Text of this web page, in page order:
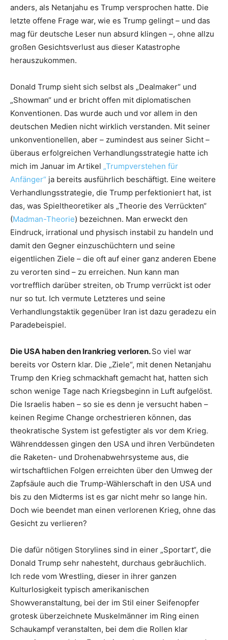
anders, als Netanjahu es Trump versprochen hatte. Die
letzte offene Frage war, wie es Trump gelingt – und das
mag für deutsche Leser nun absurd klingen –, ohne allzu
großen Gesichtsverlust aus dieser Katastrophe
herauszukommen.
Donald Trump sieht sich selbst als „Dealmaker“ und
„Showman“ und er bricht offen mit diplomatischen
Konventionen. Das wurde auch und vor allem in den
deutschen Medien nicht wirklich verstanden. Mit seiner
unkonventionellen, aber – zumindest aus seiner Sicht –
überaus erfolgreichen Verhandlungsstrategie hatte ich
mich im Januar im Artikel „Trumpverstehen für
Anfänger“ ja bereits ausführlich beschäftigt. Eine weitere
Verhandlungsstrategie, die Trump perfektioniert hat, ist
das, was Spieltheoretiker als „Theorie des Verrückten“
(Madman-Theorie) bezeichnen. Man erweckt den
Eindruck, irrational und physisch instabil zu handeln und
damit den Gegner einzuschüchtern und seine
eigentlichen Ziele – die oft auf einer ganz anderen Ebene
zu verorten sind – zu erreichen. Nun kann man
vortrefflich darüber streiten, ob Trump verrückt ist oder
nur so tut. Ich vermute Letzteres und seine
Verhandlungstaktik gegenüber Iran ist dazu geradezu ein
Paradebeispiel.
Die USA haben den Irankrieg verloren.So viel war
bereits vor Ostern klar. Die „Ziele“, mit denen Netanjahu
Trump den Krieg schmackhaft gemacht hat, hatten sich
schon wenige Tage nach Kriegsbeginn in Luft aufgelöst.
Die Israelis haben – so sie es denn je versucht haben –
keinen Regime Change orchestrieren können, das
theokratische System ist gefestigter als vor dem Krieg.
Währenddessen gingen den USA und ihren Verbündeten
die Raketen- und Drohenabwehrsysteme aus, die
wirtschaftlichen Folgen erreichten über den Umweg der
Zapfsäule auch die Trump-Wählerschaft in den USA und
bis zu den Midterms ist es gar nicht mehr so lange hin.
Doch wie beendet man einen verlorenen Krieg, ohne das
Gesicht zu verlieren?
Die dafür nötigen Storylines sind in einer „Sportart“, die
Donald Trump sehr nahesteht, durchaus gebräuchlich.
Ich rede vom Wrestling, dieser in ihrer ganzen
Kulturlosigkeit typisch amerikanischen
Showveranstaltung, bei der im Stil einer Seifenopfer
grotesk überzeichnete Muskelmänner im Ring einen
Schaukampf veranstalten, bei dem die Rollen klar